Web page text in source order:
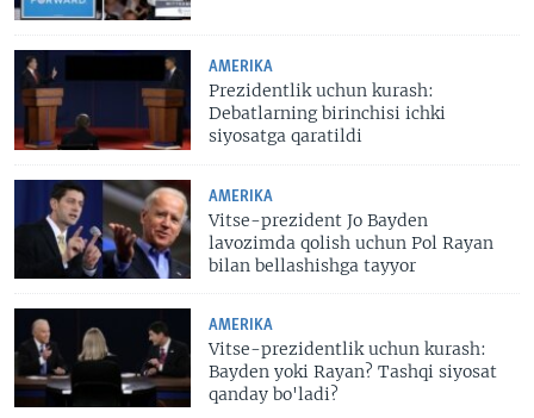
AMERIKA
Prezidentlik uchun kurash:
Debatlarning birinchisi ichki
siyosatga qaratildi
AMERIKA
Vitse-prezident Jo Bayden
lavozimda qolish uchun Pol Rayan
bilan bellashishga tayyor
AMERIKA
Vitse-prezidentlik uchun kurash:
Bayden yoki Rayan? Tashqi siyosat
qanday bo'ladi?